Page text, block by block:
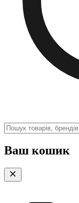
Ваш кошик